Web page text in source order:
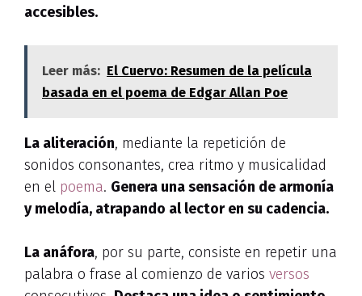
accesibles.
Leer más: El Cuervo: Resumen de la película
basada en el poema de Edgar Allan Poe
La aliteración, mediante la repetición de
sonidos consonantes, crea ritmo y musicalidad
en el poema. Genera una sensación de armonía
y melodía, atrapando al lector en su cadencia.
La anáfora, por su parte, consiste en repetir una
palabra o frase al comienzo de varios versos